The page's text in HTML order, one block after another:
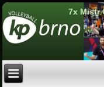
7x Mistr